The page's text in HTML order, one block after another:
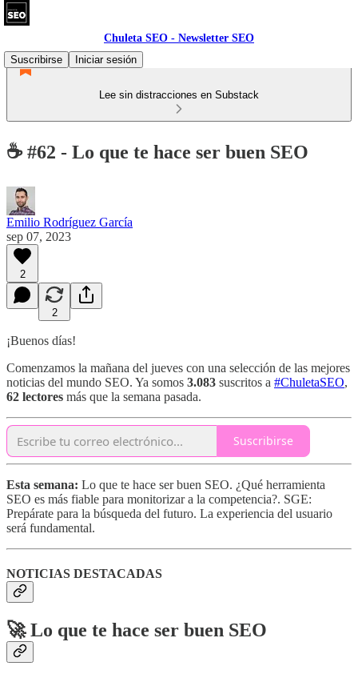
Chuleta SEO - Newsletter SEO
Suscribirse
Iniciar sesión
Lee sin distracciones en Substack
☕ #62 - Lo que te hace ser buen SEO
Emilio Rodríguez García
sep 07, 2023
2
2
¡Buenos días!
Comenzamos la mañana del jueves con una selección de las mejores
noticias del mundo SEO. Ya somos 3.083 suscritos a #ChuletaSEO,
62 lectores más que la semana pasada.
Suscribirse
Esta semana: Lo que te hace ser buen SEO. ¿Qué herramienta
SEO es más fiable para monitorizar a la competencia?. SGE:
Prepárate para la búsqueda del futuro. La experiencia del usuario
será fundamental.
NOTICIAS DESTACADAS
🚀 Lo que te hace ser buen SEO